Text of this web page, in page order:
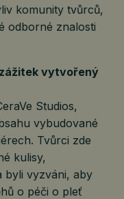
komunity tvůrců,
odborné znalosti
vytvořený
Studios,
vybudované
Tvůrci zde
kulisy,
byli vyzváni, aby
o péči o pleť